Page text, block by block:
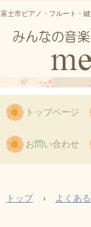
富士市ピアノ・フルート・
トップページ
お問い合わせ
トップ › よくあ